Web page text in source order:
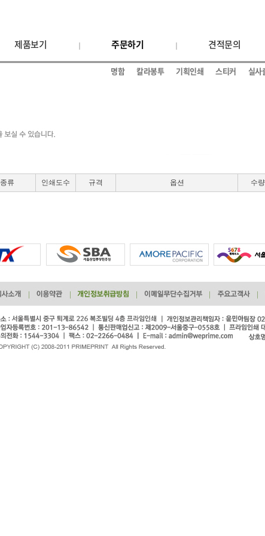
제품보기 주문하기
명함 칼라봉투 기획인쇄 스티커 실사
견적문의
종류 인쇄도수 규격 옵션 수량